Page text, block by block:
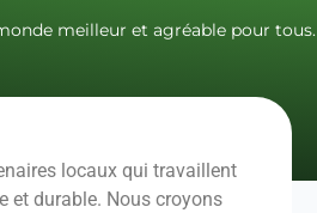
meilleur et agréable pour tous.
locaux qui travaillent
et durable. Nous croyons